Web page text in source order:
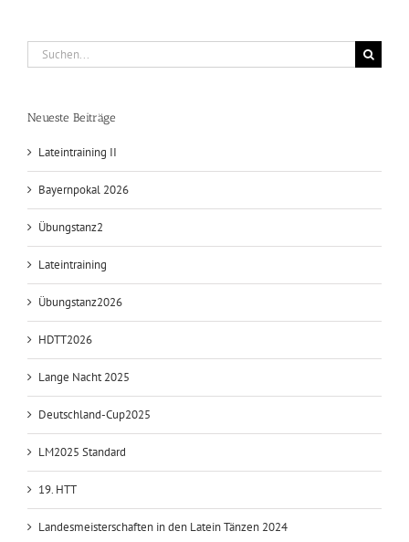
Suche
nach:
Neueste Beiträge
Lateintraining II
Bayernpokal 2026
Übungstanz2
Lateintraining
Übungstanz2026
HDTT2026
Lange Nacht 2025
Deutschland-Cup2025
LM2025 Standard
19. HTT
Landesmeisterschaften in den Latein Tänzen 2024